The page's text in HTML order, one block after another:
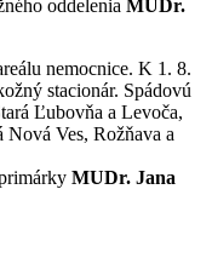
oddelenia MUDr.
nemocnice. K 1. 8.
stacionár. Spádovú
Ľubovňa a Levoča,
Nová Ves, Rožňava a
MUDr. Jana